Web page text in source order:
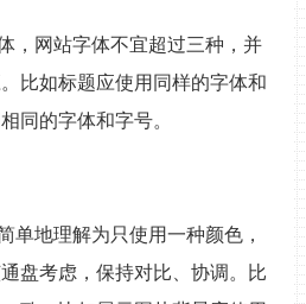
网站字体不宜超过三种，并
比如标题应使用同样的字体和
同的字体和字号。
地理解为只使用一种颜色，
盘考虑，保持对比、协调。比